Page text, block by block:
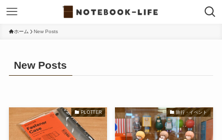
ホーム New Posts
New Posts
PLOTTER 旅行・イベント